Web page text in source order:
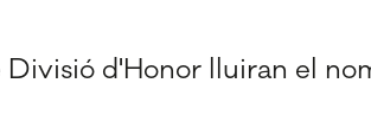
d'Honor lluiran el